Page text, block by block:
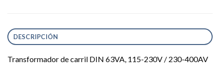
DESCRIPCIÓN
Transformador de carril DIN 63VA, 115-230V / 230-400AV